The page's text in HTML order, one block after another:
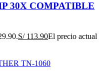
30X COMPATIBLE
S/113.90El precio actual